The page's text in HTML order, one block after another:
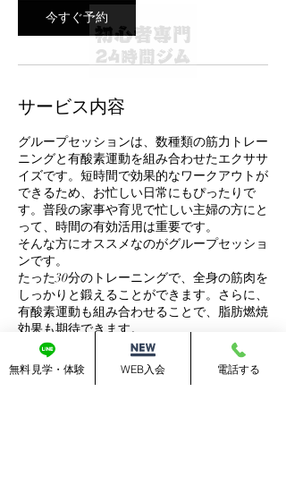
今すぐ予約
サービス内容
グループセッションは、数種類の筋力トレー
ニングと有酸素運動を組み合わせたエクササ
イズです。短時間で効果的なワークアウトが
できるため、お忙しい日常にもぴったりで
す。普段の家事や育児で忙しい主婦の方にと
って、時間の有効活用は重要です。
そんな方にオススメなのがグループセッショ
ンです。
たった30分のトレーニングで、全身の筋肉を
しっかりと鍛えることができます。さらに、
有酸素運動も組み合わせることで、脂肪燃焼
効果も期待できます。
無料見学・体験 WEB入会 電話する